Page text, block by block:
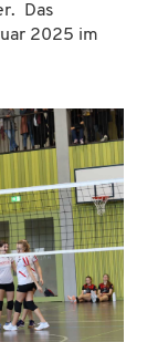
Das
2025 im